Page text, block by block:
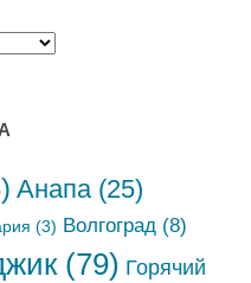
Анапа(25)
(3) Волгоград (8)
(79) Горячий